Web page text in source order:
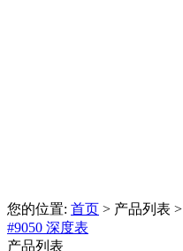
您的位置: 首页 > 产品列表 >
#9050 深度表
产品列表